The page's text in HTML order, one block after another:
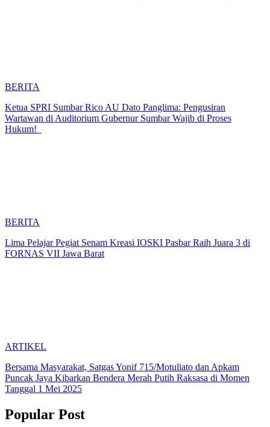
BERITA
Ketua SPRI Sumbar Rico AU Dato Panglima: Pengusiran
Wartawan di Auditorium Gubernur Sumbar Wajib di Proses
Hukum!
BERITA
Lima Pelajar Pegiat Senam Kreasi IOSKI Pasbar Raih Juara 3 di
FORNAS VII Jawa Barat
ARTIKEL
Bersama Masyarakat, Satgas Yonif 715/Motuliato dan Apkam
Puncak Jaya Kibarkan Bendera Merah Putih Raksasa di Momen
Tanggal 1 Mei 2025
Popular Post